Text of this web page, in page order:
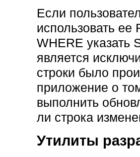
Если
использовать
WHERE указать
является
строки было
приложение о
выполнить
ли строка
Утилиты